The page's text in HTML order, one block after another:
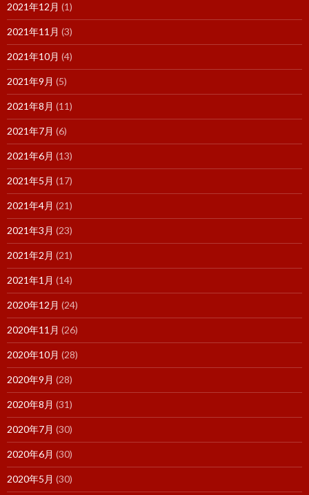
2021年12月 (1)
2021年11月 (3)
2021年10月 (4)
2021年9月 (5)
2021年8月 (11)
2021年7月 (6)
2021年6月 (13)
2021年5月 (17)
2021年4月 (21)
2021年3月 (23)
2021年2月 (21)
2021年1月 (14)
2020年12月 (24)
2020年11月 (26)
2020年10月 (28)
2020年9月 (28)
2020年8月 (31)
2020年7月 (30)
2020年6月 (30)
2020年5月 (30)